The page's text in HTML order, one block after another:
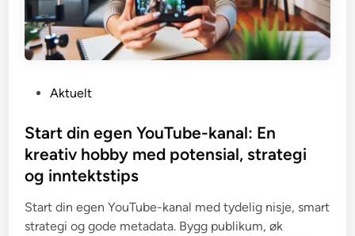
s
t
d
i
n
Aktuelt
Start din egen YouTube-kanal: En
kreativ hobby med potensial, strategi
og inntektstips
Start din egen YouTube-kanal med tydelig nisje, smart
strategi og gode metadata. Bygg publikum, øk